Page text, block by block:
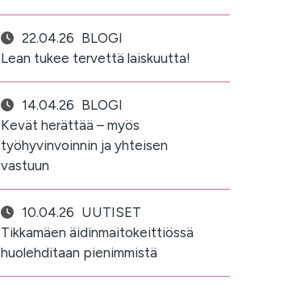
22.04.26 BLOGI
Lean tukee tervettä laiskuutta!
14.04.26 BLOGI
Kevät herättää – myös
työhyvinvoinnin ja yhteisen
vastuun
10.04.26 UUTISET
Tikkamäen äidinmaitokeittiössä
huolehditaan pienimmistä